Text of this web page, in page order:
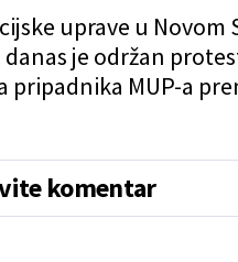
uprave u
je održan
pripadnika MUP-a
komentar